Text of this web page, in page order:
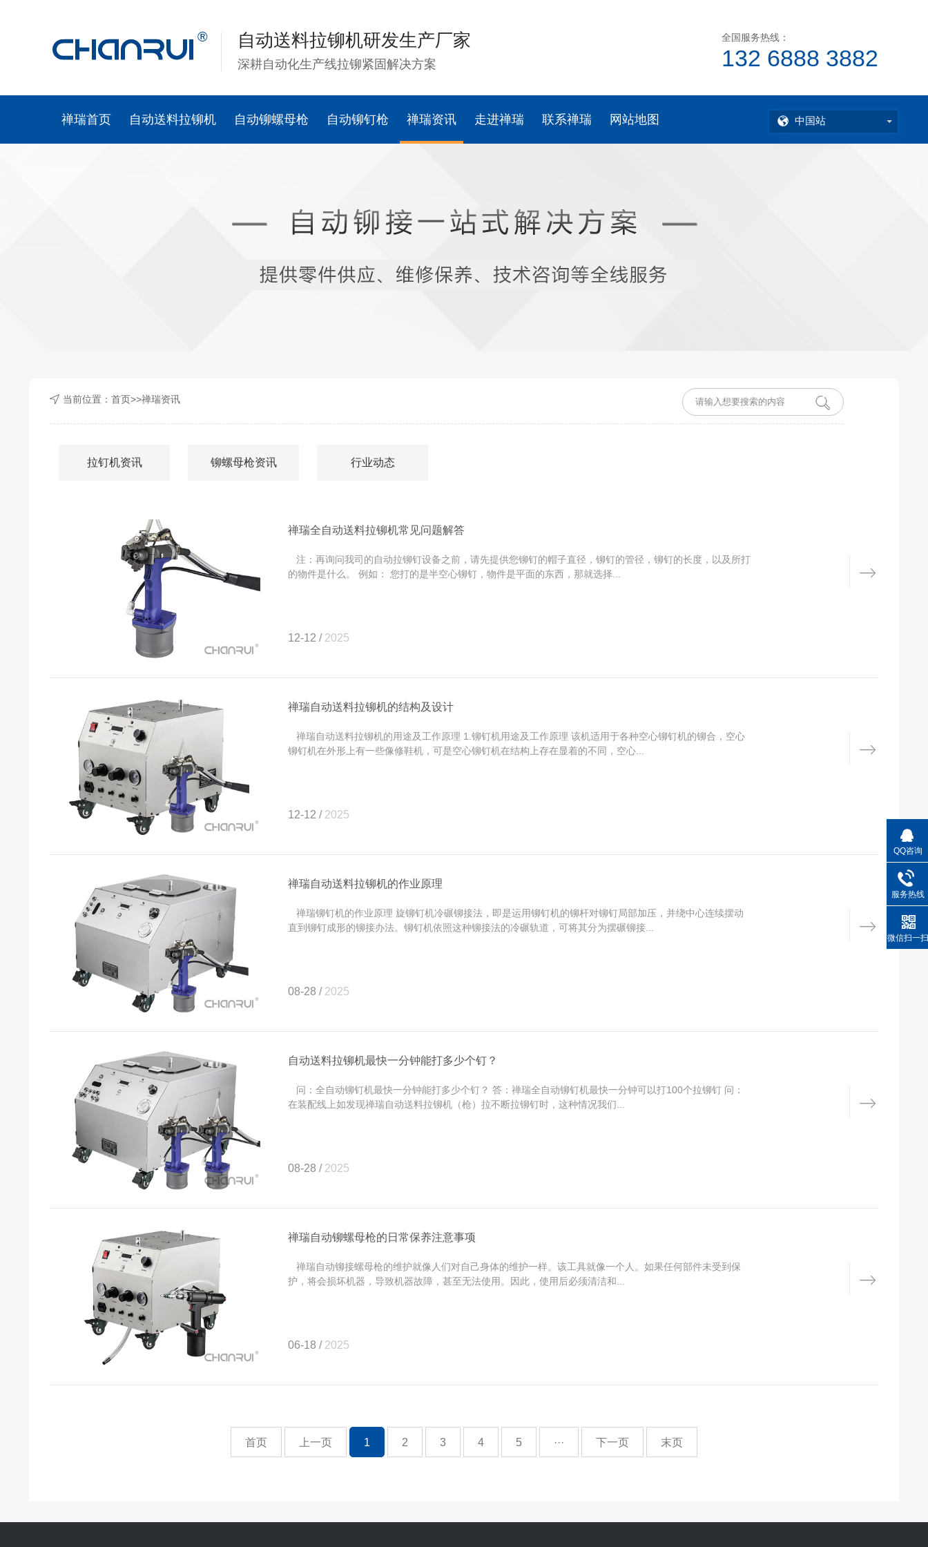
自动送料拉铆机研发生产厂家
深耕自动化生产线拉铆紧固解决方案
全国服务热线：
132 6888 3882
禅瑞首页 自动送料拉铆机 自动铆螺母枪 自动铆钉枪 禅瑞资讯 走进禅瑞 联系禅瑞 网站地图 中国站
当前位置： 首页>>禅瑞资讯
拉钉机资讯 铆螺母枪资讯 行业动态
禅瑞全自动送料拉铆机常见问题解答
注：再询问我司的自动拉铆钉设备之前，请先提供您铆钉的帽子直径，铆钉的管径，铆钉的长度，以及所打
的物件是什么。 例如： 您打的是半空心铆钉，物件是平面的东西，那就选择...
12-12 /2025
禅瑞自动送料拉铆机的结构及设计
禅瑞自动送料拉铆机的用途及工作原理 1.铆钉机用途及工作原理 该机适用于各种空心铆钉机的铆合，空心
铆钉机在外形上有一些像修鞋机，可是空心铆钉机在结构上存在显着的不同，空心...
12-12 /2025
禅瑞自动送料拉铆机的作业原理
禅瑞铆钉机的作业原理 旋铆钉机冷碾铆接法，即是运用铆钉机的铆杆对铆钉局部加压，并绕中心连续摆动
直到铆钉成形的铆接办法。铆钉机依照这种铆接法的冷碾轨道，可将其分为摆碾铆接...
08-28 /2025
自动送料拉铆机最快一分钟能打多少个钉？
问：全自动铆钉机最快一分钟能打多少个钉？ 答：禅瑞全自动铆钉机最快一分钟可以打100个拉铆钉 问：
在装配线上如发现禅瑞自动送料拉铆机（枪）拉不断拉铆钉时，这种情况我们...
08-28 /2025
禅瑞自动铆螺母枪的日常保养注意事项
禅瑞自动铆接螺母枪的维护就像人们对自己身体的维护一样。该工具就像一个人。如果任何部件未受到保
护，将会损坏机器，导致机器故障，甚至无法使用。因此，使用后必须清洁和...
06-18 /2025
首页 上一页 1 2 3 4 5 ··· 下一页 末页
QQ咨询
服务热线
微信扫一扫